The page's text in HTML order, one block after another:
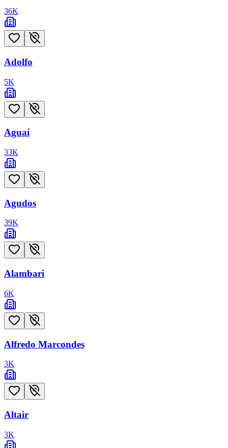
36K
Adolfo
5K
Aguaí
33K
Agudos
39K
Alambari
6K
Alfredo Marcondes
3K
Altair
3K